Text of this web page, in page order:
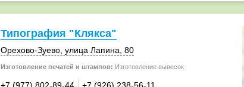
Типография "Клякса"
Орехово-Зуево, улица Лапина, 80
Изготовление печатей и штампов: Изготовление вывесок